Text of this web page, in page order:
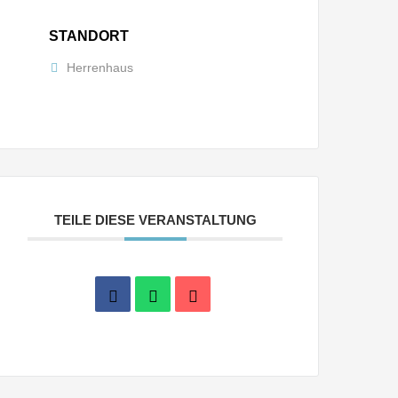
STANDORT
Herrenhaus
TEILE DIESE VERANSTALTUNG